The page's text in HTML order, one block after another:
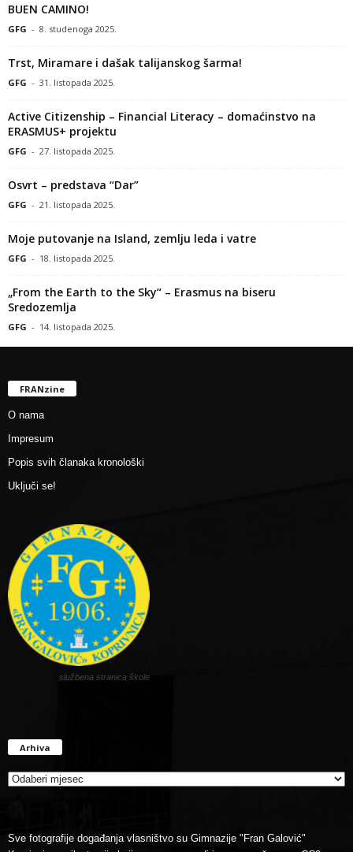
BUEN CAMINO!
GFG - 8. studenoga 2025.
Trst, Miramare i dašak talijanskog šarma!
GFG - 31. listopada 2025.
Active Citizenship – Financial Literacy – domaćinstvo na
ERASMUS+ projektu
GFG - 27. listopada 2025.
Osvrt – predstava “Dar”
GFG - 21. listopada 2025.
Moje putovanje na Island, zemlju leda i vatre
GFG - 18. listopada 2025.
„From the Earth to the Sky“ – Erasmus na biseru
Sredozemlja
GFG - 14. listopada 2025.
FRANzine
O nama
Impresum
Popis svih članaka kronološki
Uključi se!
službena stranica škole
Arhiva
Sve fotografije događanja vlasništvo su Gimnazije "Fran Galović"